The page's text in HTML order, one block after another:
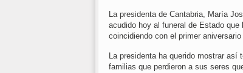
La presidenta de Cantabria, María
acudido hoy al funeral de Estado
coincidiendo con el primer
La presidenta ha querido mostrar
familias que perdieron a sus seres